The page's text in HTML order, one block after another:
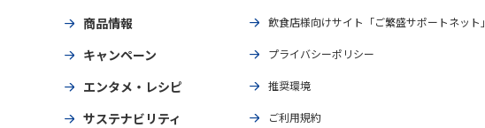
商品情報
キャンペーン
エンタメ・レシピ
サステナビリティ
飲食店様向けサイト「ご繁盛サポートネット」
プライバシーポリシー
推奨環境
ご利用規約